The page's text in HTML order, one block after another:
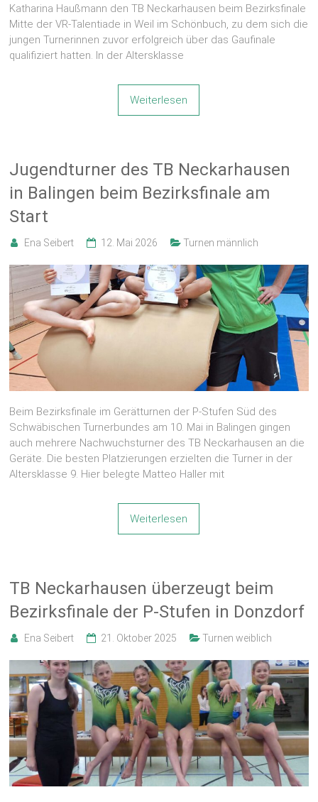
Katharina Haußmann den TB Neckarhausen beim Bezirksfinale
Mitte der VR-Talentiade in Weil im Schönbuch, zu dem sich die
jungen Turnerinnen zuvor erfolgreich über das Gaufinale
qualifiziert hatten. In der Altersklasse
Weiterlesen
Jugendturner des TB Neckarhausen
in Balingen beim Bezirksfinale am
Start
Ena Seibert 12. Mai 2026 Turnen männlich
Beim Bezirksfinale im Gerätturnen der P-Stufen Süd des
Schwäbischen Turnerbundes am 10. Mai in Balingen gingen
auch mehrere Nachwuchsturner des TB Neckarhausen an die
Geräte. Die besten Platzierungen erzielten die Turner in der
Altersklasse 9. Hier belegte Matteo Haller mit
Weiterlesen
TB Neckarhausen überzeugt beim
Bezirksfinale der P-Stufen in Donzdorf
Ena Seibert 21. Oktober 2025 Turnen weiblich